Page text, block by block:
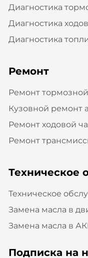
Диагностика
Диагностика
Диагностика
Ремонт
Ремонт
Кузовной ремонт
Ремонт ходовой
Ремонт
Техническое
Техническое
Замена масла в
Замена масла в
Подписка на